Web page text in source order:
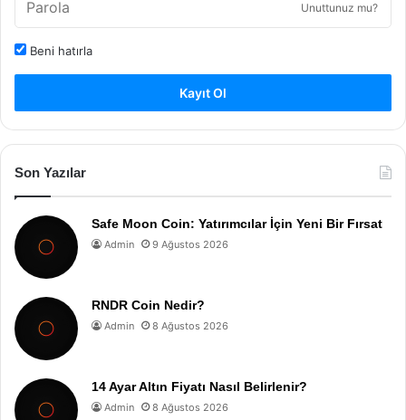
Unuttunuz mu?
Beni hatırla
Kayıt Ol
Son Yazılar
Safe Moon Coin: Yatırımcılar İçin Yeni Bir Fırsat
Admin 9 Ağustos 2026
RNDR Coin Nedir?
Admin 8 Ağustos 2026
14 Ayar Altın Fiyatı Nasıl Belirlenir?
Admin 8 Ağustos 2026